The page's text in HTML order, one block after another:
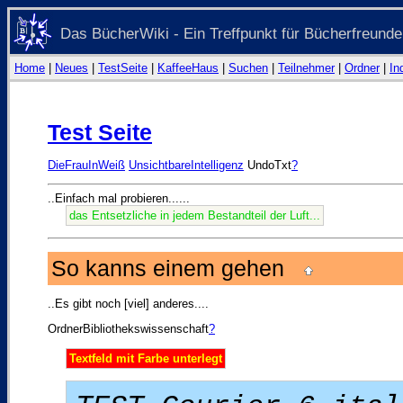
Das BücherWiki - Ein Treffpunkt für Bücherfreunde
Home Neues TestSeite KaffeeHaus Suchen Teilnehmer| Ordner|
Test Seite
DieFrauInWeiß UnsichtbareIntelligenz UndoTxt?
..Einfach mal probieren......
das Entsetzliche in jedem Bestandteil der Luft...
So kanns einem gehen
..Es gibt noch [viel] anderes....
OrdnerBibliothekswissenschaft?
Textfeld mit Farbe unterlegt